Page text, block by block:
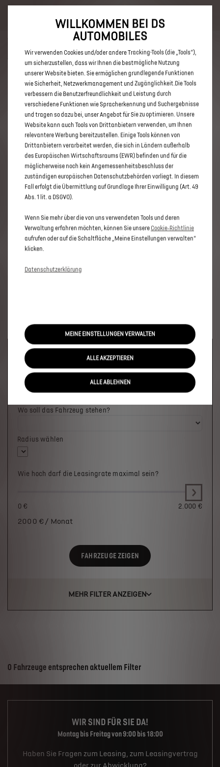
Hybride. Mehr erfahren >>
ENTDECKEN SIE ALLE DS 3 UND
DS 3 CROSSBACK MIT DIESEL
ANTRIEB IN TÜBINGEN
Welches Fahrzeug möchten Sie?
Wo soll das Fahrzeug stehen?
Radius wählen
Wie hoch darf die Leasingrate maximal sein?
0 € 2.000 €
2000 € / Monat
FAHRZEUGE ZEIGEN
MEHR FILTER ANZEIGEN
Suchergebnisse
0 Fahrzeuge entsprechen aktuellem Filter
WIR SIND FÜR SIE DA!
Montag bis Freitag von 9:00 bis 18:00
Haben Sie Fragen zum Leasing, zum Leasingvertrag
WILLKOMMEN BEI DS
AUTOMOBILES
Wir verwenden Cookies und/oder andere Tracking-Tools (die „Tools“),
um sicherzustellen, dass wir Ihnen die bestmögliche Nutzung
unserer Website bieten. Sie ermöglichen grundlegende Funktionen
wie Sicherheit, Netzwerkmanagement und Zugänglichkeit.Die Tools
verbessern die Benutzerfreundlichkeit und Leistung durch
verschiedene Funktionen wie Spracherkennung und Suchergebnisse
und tragen so dazu bei, unser Angebot für Sie zu optimieren. Unsere
Website kann auch Tools von Drittanbietern verwenden, um Ihnen
relevantere Werbung bereitzustellen. Einige Tools können von
Drittanbietern verarbeitet werden, die sich in Ländern außerhalb
des Europäischen Wirtschaftsraums (EWR) befinden und für die
möglicherweise noch kein Angemessenheitsbeschluss der
zuständigen europäischen Datenschutzbehörden vorliegt. In diesem
Fall erfolgt die Übermittlung auf Grundlage Ihrer Einwilligung (Art. 49
Abs. 1 lit. a DSGVO).
Wenn Sie mehr über die von uns verwendeten Tools und deren
Verwaltung erfahren möchten, können Sie unsere Cookie‑Richtlinie
aufrufen oder auf die Schaltfläche „Meine Einstellungen verwalten“
klicken.
Datenschutzerklärung
MEINE EINSTELLUNGEN VERWALTEN
ALLE AKZEPTIEREN
ALLE ABLEHNEN